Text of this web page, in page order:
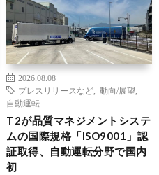
2026.08.08
プレスリリースなど
動向/展望
自動運転
T2が品質マネジメントシステ
ムの国際規格「ISO9001」認
証取得、自動運転分野で国内
初